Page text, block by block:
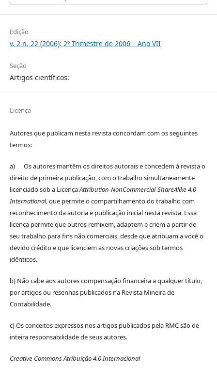
Edição
v. 2 n. 22 (2006): 2º Trimestre de 2006 – Ano VII
Seção
Artigos científicos:
Licença
Autores que publicam nesta revista concordam com os seguintes
termos:
a) Os autores mantêm os direitos autorais e concedem à revista o
direito de primeira publicação, com o trabalho simultaneamente
licenciado sob a LicençaAttribution-NonCommercial-ShareAlike 4.0
International, que permite o compartilhamento do trabalho com
reconhecimento da autoria e publicação inicial nesta revista. Essa
licença permite que outros remixem, adaptem e criem a partir do
seu trabalho para fins não comerciais, desde que atribuam a você o
devido crédito e que licenciem as novas criações sob termos
idênticos.
b) Não cabe aos autores compensação financeira a qualquer título,
por artigos ou resenhas publicados na Revista Mineira de
Contabilidade.
c) Os conceitos expressos nos artigos publicados pela RMC são de
inteira responsabilidade de seus autores.
Creative Commons Atribuição 4.0 Internacional